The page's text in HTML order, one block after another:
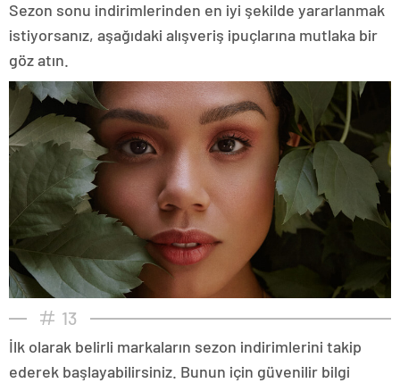
Sezon sonu indirimlerinden en iyi şekilde yararlanmak
istiyorsanız, aşağıdaki alışveriş ipuçlarına mutlaka bir
göz atın.
13
İlk olarak belirli markaların sezon indirimlerini takip
ederek başlayabilirsiniz. Bunun için güvenilir bilgi